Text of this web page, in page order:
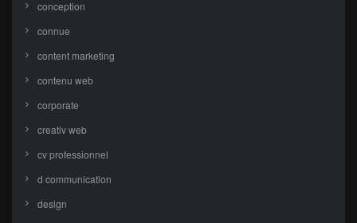
conception
connue
content marketing
contenu web
corporate
creativ web
cv professionnel
d communication
design